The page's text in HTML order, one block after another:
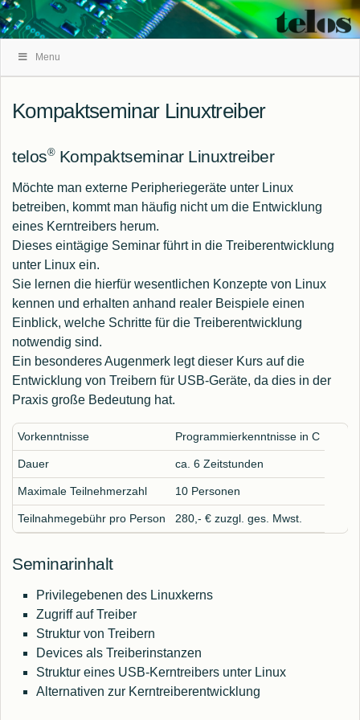
Navigation
Menu
Kompaktseminar Linuxtreiber
telos®Kompaktseminar Linuxtreiber
Möchte man externe Peripheriegeräte unter Linux
betreiben, kommt man häufig nicht um die Entwicklung
eines Kerntreibers herum.
Dieses eintägige Seminar führt in die Treiberentwicklung
unter Linux ein.
Sie lernen die hierfür wesentlichen Konzepte von Linux
kennen und erhalten anhand realer Beispiele einen
Einblick, welche Schritte für die Treiberentwicklung
notwendig sind.
Ein besonderes Augenmerk legt dieser Kurs auf die
Entwicklung von Treibern für USB-Geräte, da dies in der
Praxis große Bedeutung hat.
Vorkenntnisse Programmierkenntnisse in C
Dauer ca. 6 Zeitstunden
Maximale Teilnehmerzahl 10 Personen
Teilnahmegebühr pro Person 280,- € zuzgl. ges. Mwst.
Seminarinhalt
Privilegebenen des Linuxkerns
Zugriff auf Treiber
Struktur von Treibern
Devices als Treiberinstanzen
Struktur eines USB-Kerntreibers unter Linux
Alternativen zur Kerntreiberentwicklung